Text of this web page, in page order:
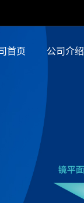
首页 公司介绍